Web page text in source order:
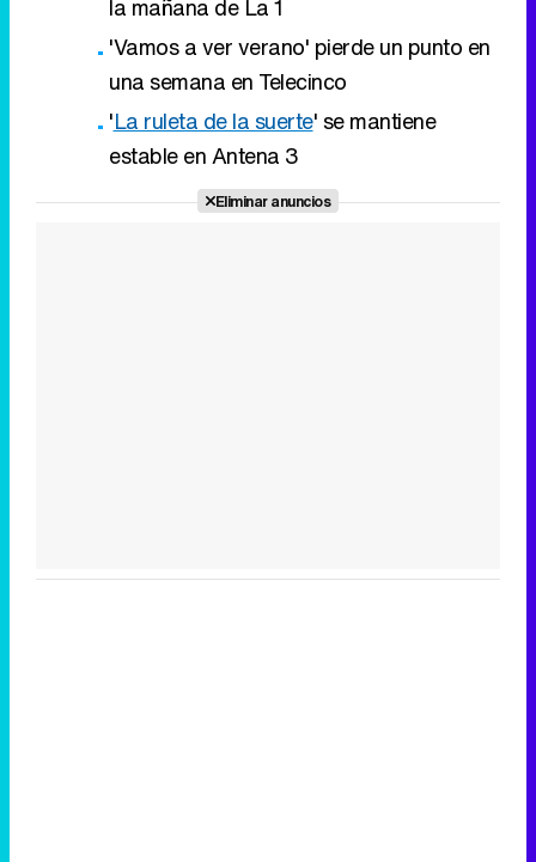
la mañana de La 1
'Vamos a ver verano' pierde un punto en
una semana en Telecinco
'La ruleta de la suerte' se mantiene
estable en Antena 3
Eliminar anuncios